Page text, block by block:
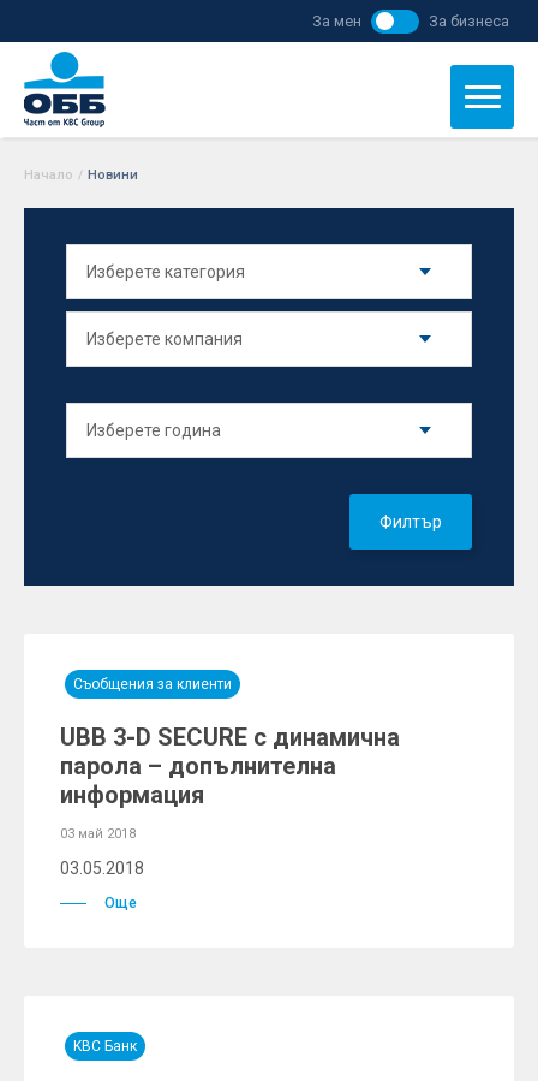
За мен За бизнеса
Начало / Новини
Филтър
Съобщения за клиенти
UBB 3-D SECURE с динамична
парола – допълнителна
информация
03 май 2018
03.05.2018
Още
KBC Банк